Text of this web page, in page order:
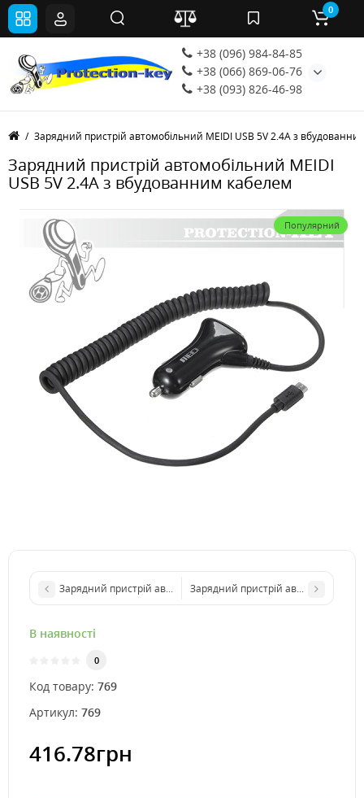
+38 (096) 984-84-85
+38 (066) 869-06-76
+38 (093) 826-46-98
0
Зарядний пристрій автомобільний MEIDI USB 5V 2.4A з
Зарядний пристрій автомобільний MEIDI
USB 5V 2.4A з вбудованним кабелем
Популярний
Зарядний пристрій автомобільний CinKey Pro 2*USB 5V 2.1A
Зарядний пристрій автомобільний
В наявності
0
Код товару: 769
Артикул: 769
416.78грн